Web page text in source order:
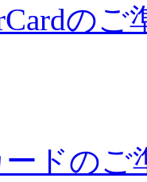
のご
ードのご